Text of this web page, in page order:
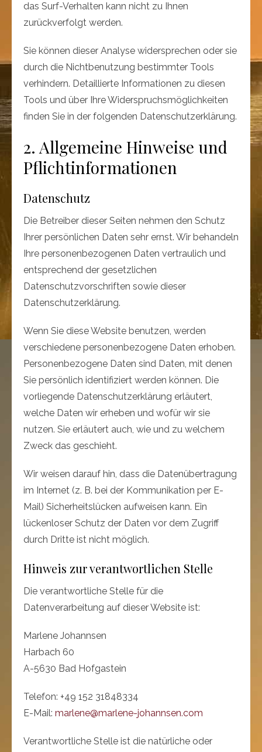
das Surf-Verhalten kann nicht zu Ihnen
zurückverfolgt werden.
Sie können dieser Analyse widersprechen oder sie
durch die Nichtbenutzung bestimmter Tools
verhindern. Detaillierte Informationen zu diesen
Tools und über Ihre Widerspruchsmöglichkeiten
finden Sie in der folgenden Datenschutzerklärung.
2. Allgemeine Hinweise und
Pflichtinformationen
Datenschutz
Die Betreiber dieser Seiten nehmen den Schutz
Ihrer persönlichen Daten sehr ernst. Wir behandeln
Ihre personenbezogenen Daten vertraulich und
entsprechend der gesetzlichen
Datenschutzvorschriften sowie dieser
Datenschutzerklärung.
Wenn Sie diese Website benutzen, werden
verschiedene personenbezogene Daten erhoben.
Personenbezogene Daten sind Daten, mit denen
Sie persönlich identifiziert werden können. Die
vorliegende Datenschutzerklärung erläutert,
welche Daten wir erheben und wofür wir sie
nutzen. Sie erläutert auch, wie und zu welchem
Zweck das geschieht.
Wir weisen darauf hin, dass die Datenübertragung
im Internet (z. B. bei der Kommunikation per E-
Mail) Sicherheitslücken aufweisen kann. Ein
lückenloser Schutz der Daten vor dem Zugriff
durch Dritte ist nicht möglich.
Hinweis zur verantwortlichen Stelle
Die verantwortliche Stelle für die
Datenverarbeitung auf dieser Website ist:
Marlene Johannsen
Harbach 60
A-5630 Bad Hofgastein
Telefon: +49 152 31848334
E-Mail: marlene@marlene-johannsen.com
Verantwortliche Stelle ist die natürliche oder